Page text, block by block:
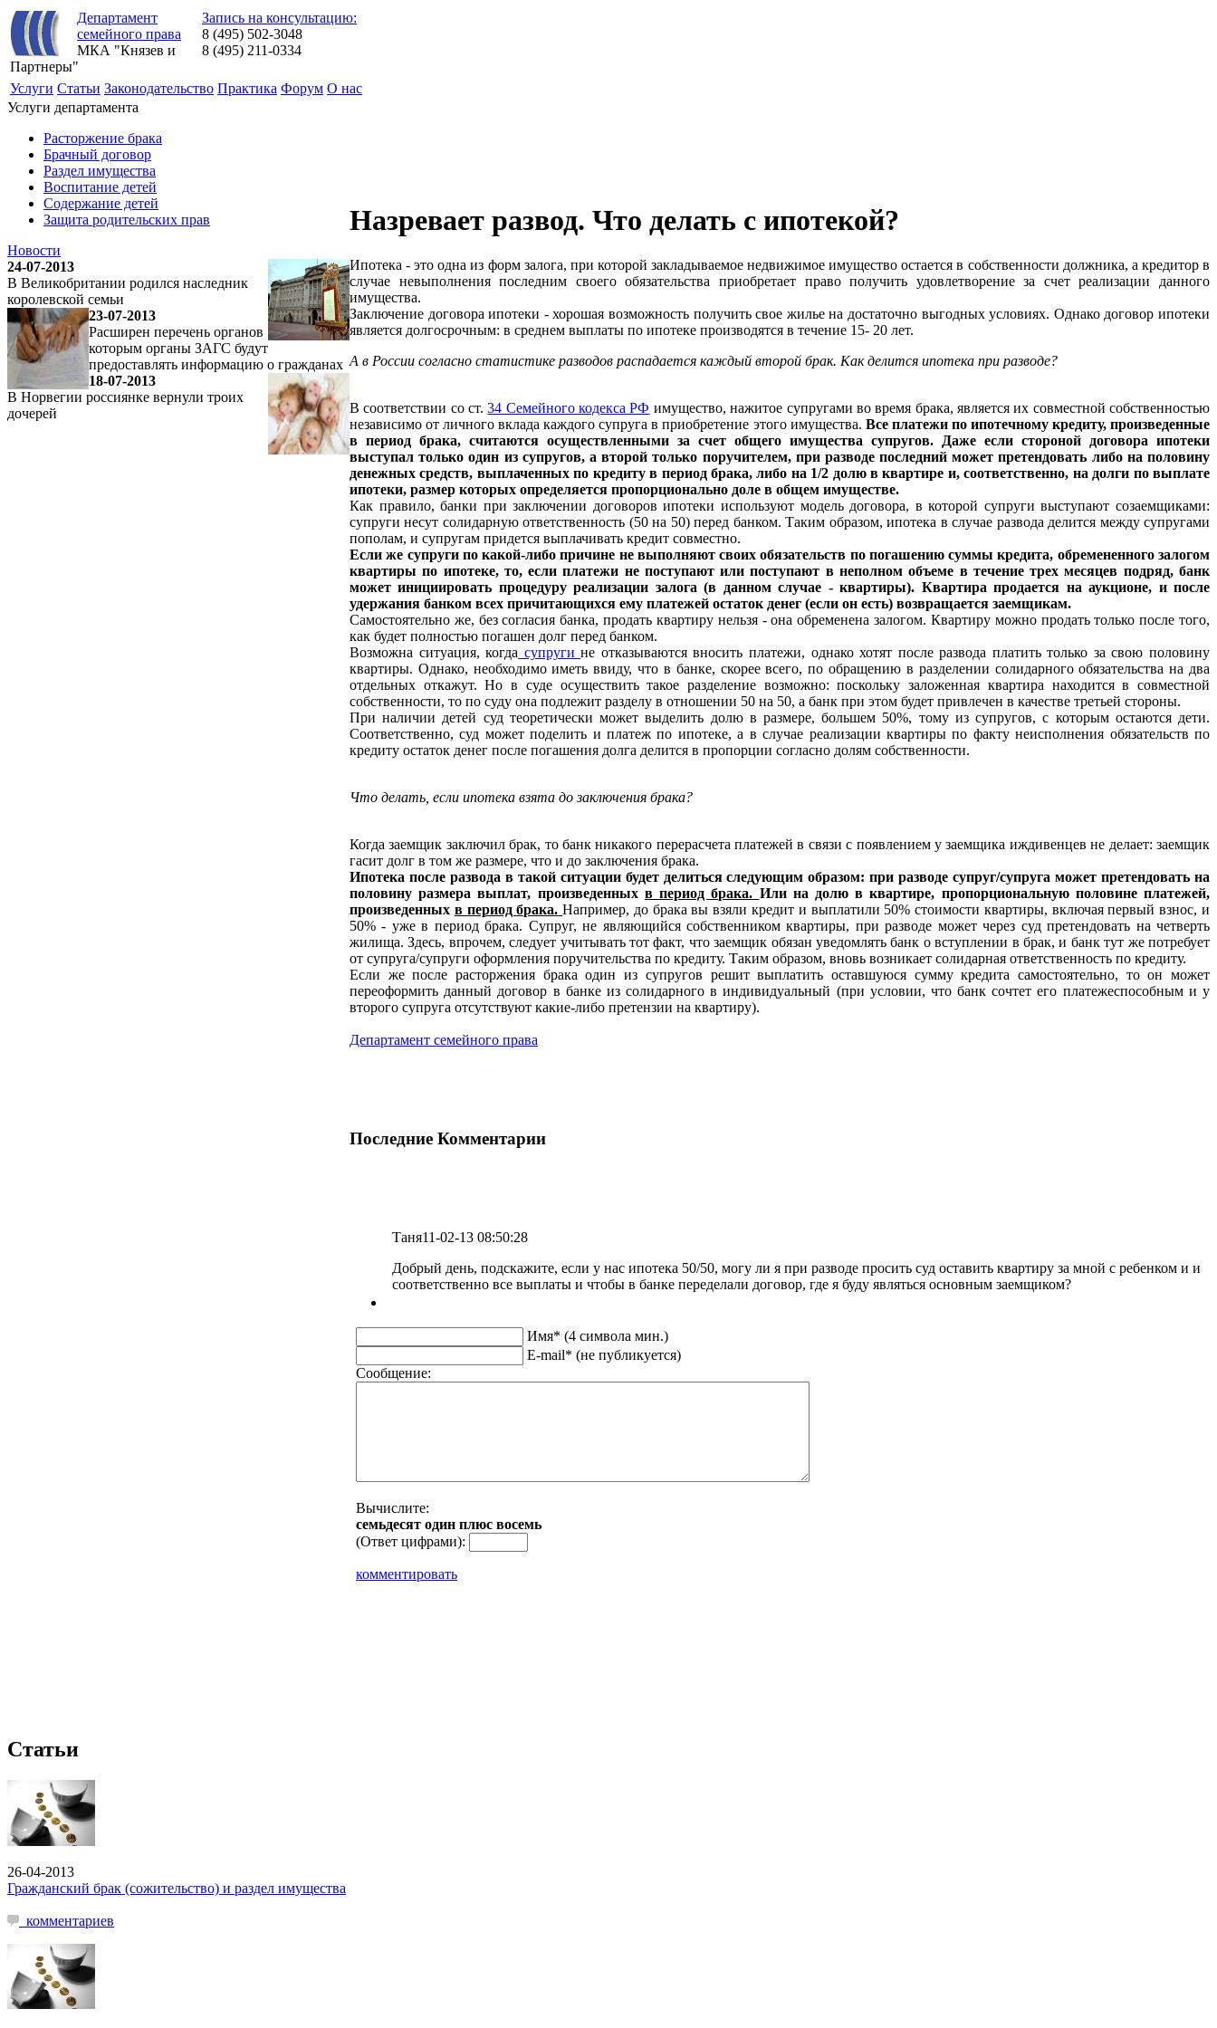
Департамент
семейного права
МКА "Князев и
Партнеры"
Запись на консультацию:
8 (495) 502-3048
8 (495) 211-0334
Услуги Статьи Законодательство Практика Форум О нас
Услуги департамента
Расторжение брака
Брачный договор
Раздел имущества
Воспитание детей
Содержание детей
Защита родительских прав
Новости
24-07-2013
В Великобритании родился наследник
королевской семьи
23-07-2013
Расширен перечень органов
которым органы ЗАГС будут
предоставлять информацию о гражданах
18-07-2013
В Норвегии россиянке вернули троих
дочерей
Назревает развод. Что делать с ипотекой?
Ипотека - это одна из форм залога, при которой закладываемое недвижимое имущество остается в собственности должника, а кредитор в
случае невыполнения последним своего обязательства приобретает право получить удовлетворение за счет реализации данного
имущества.
Заключение договора ипотеки - хорошая возможность получить свое жилье на достаточно выгодных условиях. Однако договор ипотеки
является долгосрочным: в среднем выплаты по ипотеке производятся в течение 15- 20 лет.
А в России согласно статистике разводов распадается каждый второй брак. Как делится ипотека при разводе?
В соответствии со ст.34 Семейного кодекса РФ имущество, нажитое супругами во время брака, является их совместной собственностью
независимо от личного вклада каждого супруга в приобретение этого имущества. Все платежи по ипотечному кредиту, произведенные
в период брака, считаются осуществленными за счет общего имущества супругов. Даже если стороной договора ипотеки
выступал только один из супругов, а второй только поручителем, при разводе последний может претендовать либо на половину
денежных средств, выплаченных по кредиту в период брака, либо на 1/2 долю в квартире и, соответственно, на долги по выплате
ипотеки, размер которых определяется пропорционально доле в общем имуществе.
Как правило, банки при заключении договоров ипотеки используют модель договора, в которой супруги выступают созаемщиками:
супруги несут солидарную ответственность (50 на 50) перед банком. Таким образом, ипотека в случае развода делится между супругами
пополам, и супругам придется выплачивать кредит совместно.
Если же супруги по какой-либо причине не выполняют своих обязательств по погашению суммы кредита, обремененного залогом
квартиры по ипотеке, то, если платежи не поступают или поступают в неполном объеме в течение трех месяцев подряд, банк
может инициировать процедуру реализации залога (в данном случае - квартиры). Квартира продается на аукционе, и после
удержания банком всех причитающихся ему платежей остаток денег (если он есть) возвращается заемщикам.
Самостоятельно же, без согласия банка, продать квартиру нельзя - она обременена залогом. Квартиру можно продать только после того,
как будет полностью погашен долг перед банком.
Возможна ситуация, когда супругине отказываются вносить платежи, однако хотят после развода платить только за свою половину
квартиры. Однако, необходимо иметь ввиду, что в банке, скорее всего, по обращению в разделении солидарного обязательства на два
отдельных откажут. Но в суде осуществить такое разделение возможно: поскольку заложенная квартира находится в совместной
собственности, то по суду она подлежит разделу в отношении 50 на 50, а банк при этом будет привлечен в качестве третьей стороны.
При наличии детей суд теоретически может выделить долю в размере, большем 50%, тому из супругов, с которым остаются дети.
Соответственно, суд может поделить и платеж по ипотеке, а в случае реализации квартиры по факту неисполнения обязательств по
кредиту остаток денег после погашения долга делится в пропорции согласно долям собственности.
Что делать, если ипотека взята до заключения брака?
Когда заемщик заключил брак, то банк никакого перерасчета платежей в связи с появлением у заемщика иждивенцев не делает: заемщик
гасит долг в том же размере, что и до заключения брака.
Ипотека после развода в такой ситуации будет делиться следующим образом: при разводе супруг/супруга может претендовать на
половину размера выплат, произведенных в период брака. Или на долю в квартире, пропорциональную половине платежей,
произведенных в период брака. Например, до брака вы взяли кредит и выплатили 50% стоимости квартиры, включая первый взнос, и
50% - уже в период брака. Супруг, не являющийся собственником квартиры, при разводе может через суд претендовать на четверть
жилища. Здесь, впрочем, следует учитывать тот факт, что заемщик обязан уведомлять банк о вступлении в брак, и банк тут же потребует
от супруга/супруги оформления поручительства по кредиту. Таким образом, вновь возникает солидарная ответственность по кредиту.
Если же после расторжения брака один из супругов решит выплатить оставшуюся сумму кредита самостоятельно, то он может
переоформить данный договор в банке из солидарного в индивидуальный (при условии, что банк сочтет его платежеспособным и у
второго супруга отсутствуют какие-либо претензии на квартиру).
Департамент семейного права
Последние Комментарии
Таня11-02-13 08:50:28
Добрый день, подскажите, если у нас ипотека 50/50, могу ли я при разводе просить суд оставить квартиру за мной с ребенком и и
соответственно все выплаты и чтобы в банке переделали договор, где я буду являться основным заемщиком?
Имя* (4 символа мин.)
E-mail* (не публикуется)
Сообщение:
Вычислите:
ceмьдecят oдин плюс вoceмь
(Ответ цифрами):
комментировать
Статьи
26-04-2013
Гражданский брак (сожительство) и раздел имущества
комментариев